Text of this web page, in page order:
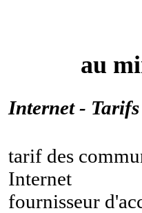
au
Internet - Tarifs
tarif des
Internet
fournisseur